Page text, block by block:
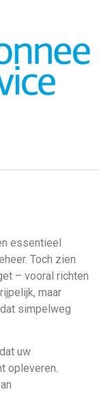
essentieel
Toch zien
– vooral richten
maar
simpelweg
uw
opleveren.